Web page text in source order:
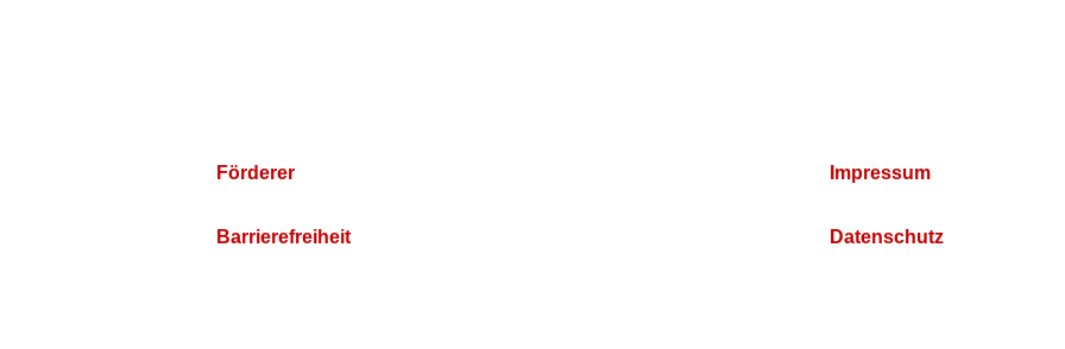
Förderer
Barrierefreiheit
Impressum
Datenschutz